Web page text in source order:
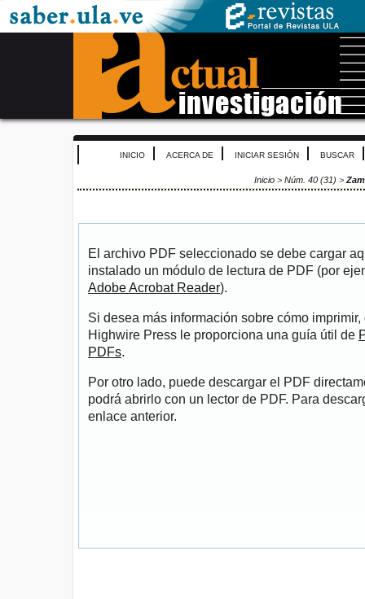
INICIO ACERCA DE INICIAR SESIÓN BUSCAR
Inicio> Núm. 40 (31) >
El archivo PDF seleccionado se debe cargar
instalado un módulo de lectura de PDF (por
Adobe Acrobat Reader).
Si desea más información sobre cómo
Highwire Press le proporciona una guía útil de
PDFs.
Por otro lado, puede descargar el PDF
podrá abrirlo con un lector de PDF. Para
enlace anterior.